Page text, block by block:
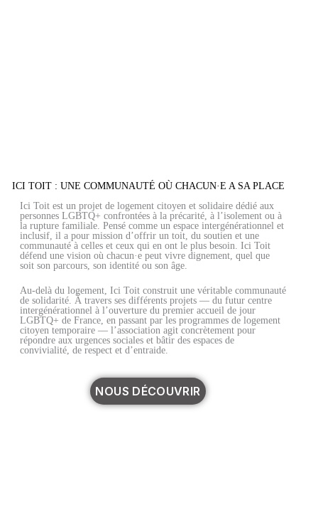
ICI TOIT : UNE COMMUNAUTÉ OÙ CHACUN·E A SA PLACE
Ici Toitest un projet de logement citoyen et solidairedédié aux
personnes LGBTQ+ confrontées à la précarité, à l’isolement ou à
la rupture familiale. Pensé comme un espace intergénérationnel et
inclusif, il a pour mission d’offrir un toit, du soutien et une
communautéà celles et ceux qui en ont le plus besoin. Ici Toit
défend une vision où chacun·e peut vivre dignement, quel que
soit son parcours, son identité ou son âge.
Au-delà du logement, Ici Toit construit une véritable communauté
de solidarité. À travers ses différents projets — du futur centre
intergénérationnelà l’ouverture du premier accueil de jour
LGBTQ+ de France, en passant par les programmes de logement
citoyen temporaire— l’association agit concrètement pour
répondre aux urgences socialeset bâtir des espaces de
convivialité, de respect et d’entraide.
NOUS DÉCOUVRIR